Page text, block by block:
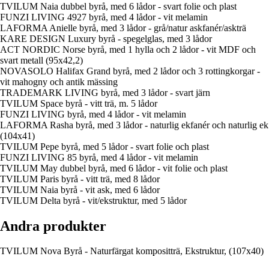
TVILUM Naia dubbel byrå, med 6 lådor - svart folie och plast
FUNZI LIVING 4927 byrå, med 4 lådor - vit melamin
LAFORMA Anielle byrå, med 3 lådor - grå/natur askfanér/askträ
KARE DESIGN Luxury byrå - spegelglas, med 3 lådor
ACT NORDIC Norse byrå, med 1 hylla och 2 lådor - vit MDF och
svart metall (95x42,2)
NOVASOLO Halifax Grand byrå, med 2 lådor och 3 rottingkorgar -
vit mahogny och antik mässing
TRADEMARK LIVING byrå, med 3 lådor - svart järn
TVILUM Space byrå - vitt trä, m. 5 lådor
FUNZI LIVING byrå, med 4 lådor - vit melamin
LAFORMA Rasha byrå, med 3 lådor - naturlig ekfanér och naturlig ek
(104x41)
TVILUM Pepe byrå, med 5 lådor - svart folie och plast
FUNZI LIVING 85 byrå, med 4 lådor - vit melamin
TVILUM May dubbel byrå, med 6 lådor - vit folie och plast
TVILUM Paris byrå - vitt trä, med 8 lådor
TVILUM Naia byrå - vit ask, med 6 lådor
TVILUM Delta byrå - vit/ekstruktur, med 5 lådor
Andra produkter
TVILUM Nova Byrå - Naturfärgat kompositträ, Ekstruktur, (107x40)